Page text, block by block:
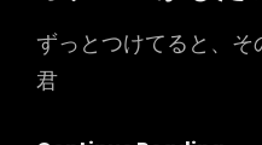
ずっとつけてると、そ
君